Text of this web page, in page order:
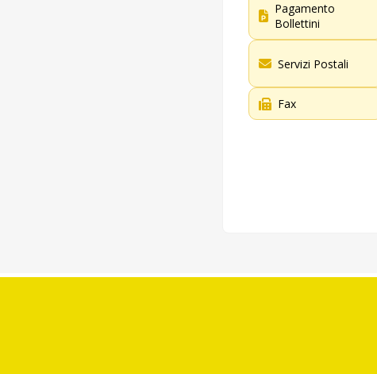
Pagamento
Bollettini
Servizi Postali
Fax